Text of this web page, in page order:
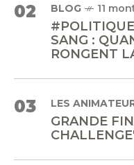
02 BLOG 11
SANG :
RONGENT
03 LES
GRANDE